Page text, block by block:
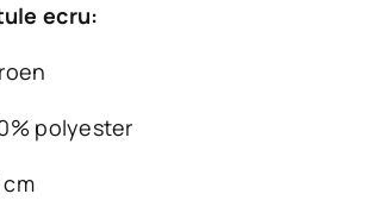
ecru:
polyester